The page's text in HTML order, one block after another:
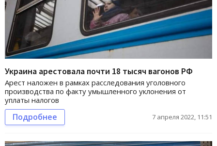
Украина арестовала почти 18 тысяч вагонов РФ
Арест наложен в рамках расследования уголовного
производства по факту умышленного уклонения от
уплаты налогов
Подробнее 7 апреля 2022, 11:51